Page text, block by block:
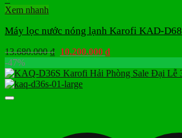
Xem nhanh
Máy lọc nước nóng lạnh Karofi KAD-D68
13.680.000₫ Giá
là:
13.680.000 ₫.
10.200.000 ₫Giá
tại
-47%